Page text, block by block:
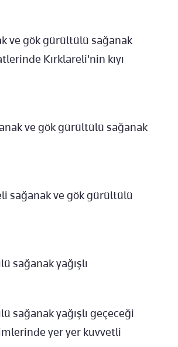
ve gök gürültülü sağanak
Kırklareli'nin kıyı
ve gök gürültülü sağanak
sağanak ve gök gürültülü
sağanak yağışlı
sağanak yağışlı geçeceği
yer yer kuvvetli